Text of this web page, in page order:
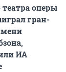
театра оперы
гран-
ИА